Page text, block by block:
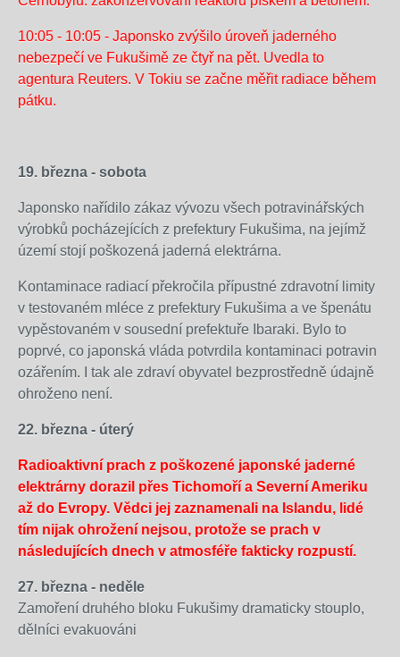
Fukušimě
funguje
smíšené
palivo
obsahující
nebezpečné
plutonium.
Zdroj:
http://zpravy.idnes.cz/japonci-
vrtulniku-
kropi-
elektrarnu-
ve-
tret...
vrtulniku-
kropi-
elektrarnu-
ve-
vyvolává
z
hlediska
bezpečnosti
čtvrtý
1.
V
reaktoru
kvůli
chladící
vody
roste
teplota,
což
může
další
šíření
radioaktivity
do
okolí.
Podle
názorů
by
mohla
10:05 - 10:05 - Japonsko zvýšilo úroveň jaderného
nebezpečí ve Fukušimě ze čtyř na pět. Uvedla to
agentura Reuters. V Tokiu se začne měřit radiace během
pátku.
19. března - sobota
Japonsko nařídilo zákaz vývozu všech potravinářských
výrobků pocházejících z prefektury Fukušima, na jejímž
území stojí poškozená jaderná elektrárna.
Kontaminace radiací překročila přípustné zdravotní limity
v testovaném mléce z prefektury Fukušima a ve špenátu
vypěstovaném v sousední prefektuře Ibaraki. Bylo to
poprvé, co japonská vláda potvrdila kontaminaci potravin
ozářením. I tak ale zdraví obyvatel bezprostředně údajně
ohroženo není.
22. března - úterý
Radioaktivní prach z poškozené japonské jaderné
elektrárny dorazil přes Tichomoří a Severní Ameriku
až do Evropy. Vědci jej zaznamenali na Islandu, lidé
tím nijak ohrožení nejsou, protože se prach v
následujících dnech v atmosféře fakticky rozpustí.
27. března - neděle
Zamoření druhého bloku Fukušimy dramaticky stouplo,
dělníci evakuováni